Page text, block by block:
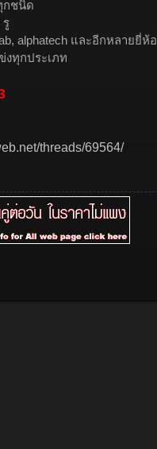
กชนิด
รู
alphatech และอีกหลายยี่ห้อ
งทุกประเภท
threads/69564/